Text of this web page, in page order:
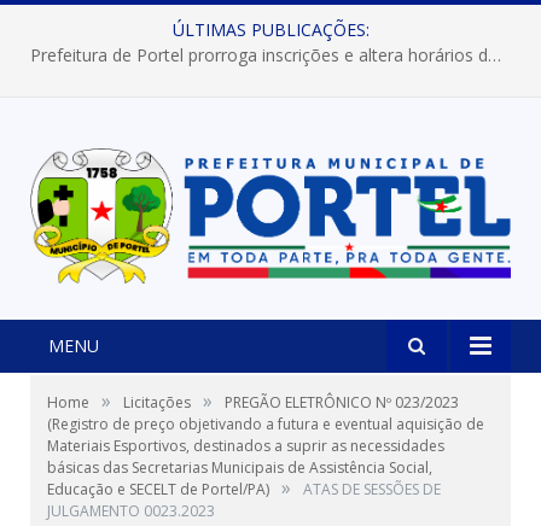
ÚLTIMAS PUBLICAÇÕES:
Prefeitura de Portel prorroga inscrições e altera horários dos concursos “Musa” e “Miss Mix Verão 2026”
MENU
Home » Licitações »
PREGÃO ELETRÔNICO Nº 023/2023
(Registro de preço objetivando a futura e eventual aquisição de
Materiais Esportivos, destinados a suprir as necessidades
básicas das Secretarias Municipais de Assistência Social,
Educação e SECELT de Portel/PA) »
ATAS DE SESSÕES DE
JULGAMENTO 0023.2023